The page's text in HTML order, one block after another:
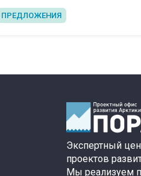
ПРЕДЛОЖЕНИЯ
Экспертный
проектов
Мы реализуем